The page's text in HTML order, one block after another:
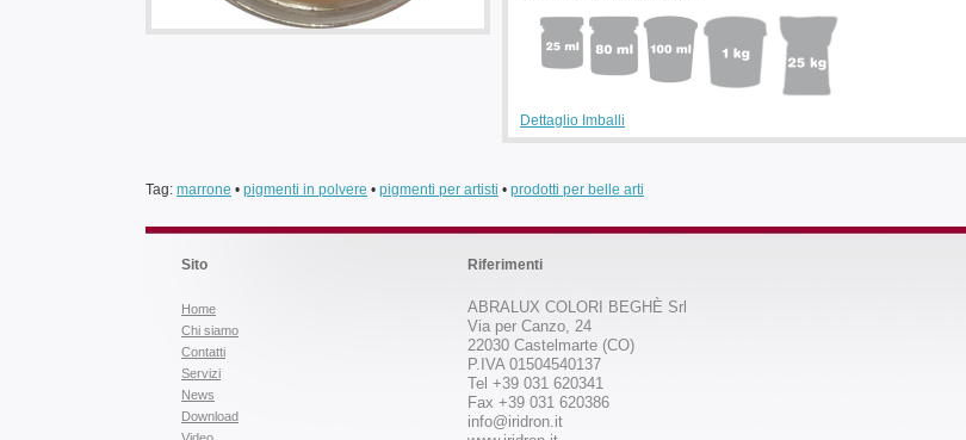
Dettaglio Imballi
Tag: marrone • pigmenti in polvere • pigmenti per artisti • prodotti per belle arti
Sito
Home
Chi siamo
Contatti
Servizi
News
Download
Riferimenti
ABRALUX COLORI BEGHÈ Srl
Via per Canzo, 24
22030 Castelmarte (CO)
P.IVA 01504540137
Tel +39 031 620341
Fax +39 031 620386
info@iridron.it